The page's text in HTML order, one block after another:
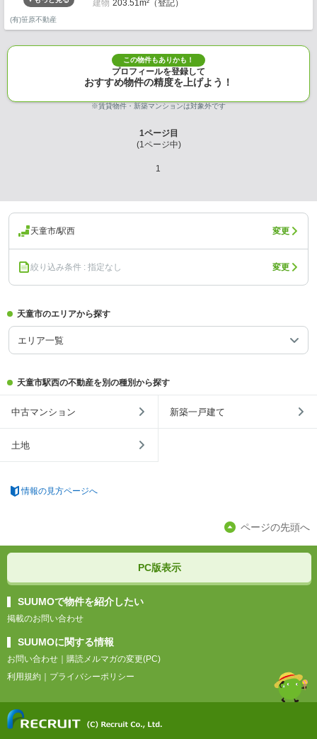
建物 203.51m²（登記）
(有)笹原不動産
この物件もありかも！
プロフィールを登録して
おすすめ物件の精度を上げよう！
※賃貸物件・新築マンションは対象外です
1ページ目
(1ページ中)
1
天童市/駅西 変更
絞り込み条件 : 指定なし 変更
天童市のエリアから探す
エリア一覧
天童市駅西の不動産を別の種別から探す
中古マンション 新築一戸建て
土地
情報の見方ページへ
ページの先頭へ
PC版表示
SUUMOで物件を紹介したい
掲載のお問い合わせ
SUUMOに関する情報
お問い合わせ
購読メルマガの変更(PC)
利用規約
プライバシーポリシー